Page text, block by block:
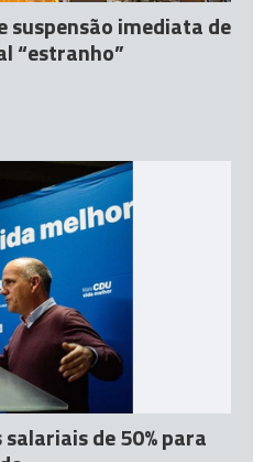
suspensão imediata de
“estranho”
de 50% para